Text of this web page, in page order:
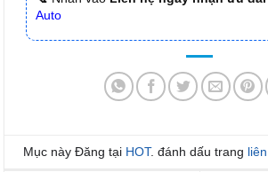
Auto
Mục này Đăng tại HOT. đánh dấu trang